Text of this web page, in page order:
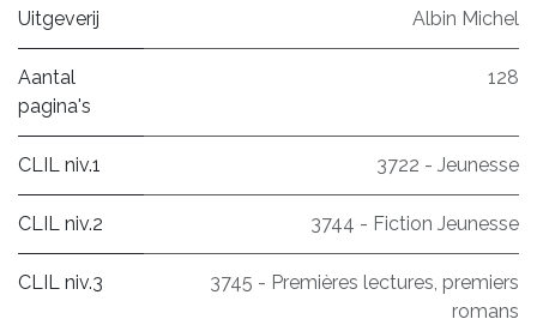
Uitgeverij Albin Michel
Aantal
pagina's
128
CLIL niv.1 3722 - Jeunesse
CLIL niv.2 3744 - Fiction Jeunesse
CLIL niv.3
3745 - Premières lectures, premiers
romans